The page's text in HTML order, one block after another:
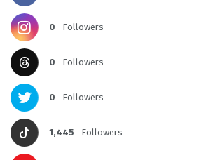
0 Followers
0 Followers
0 Followers
1,445 Followers